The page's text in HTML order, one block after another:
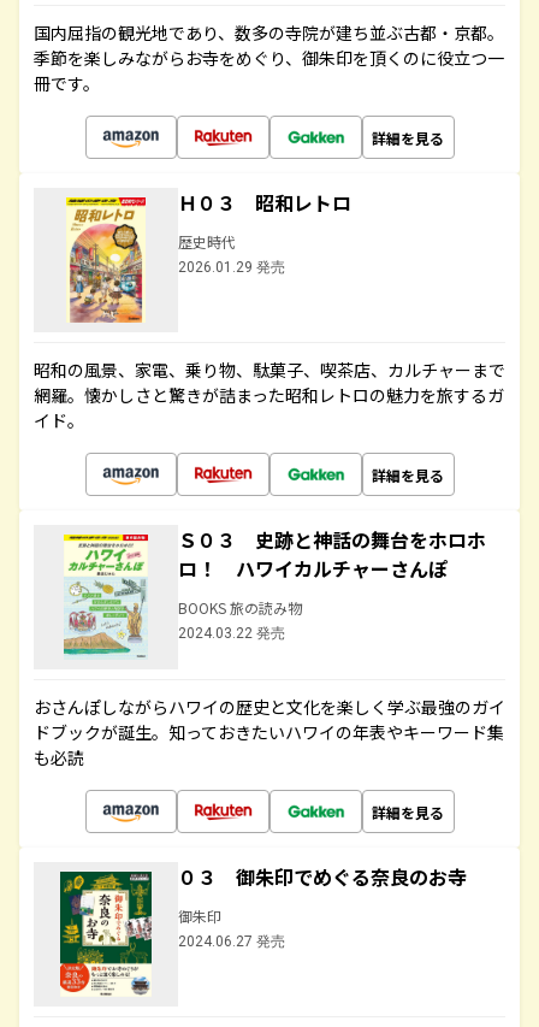
国内屈指の観光地であり、数多の寺院が建ち並ぶ古都・京都。
季節を楽しみながらお寺をめぐり、御朱印を頂くのに役立つ一
冊です。
詳細を見る
Ｈ０３ 昭和レトロ
歴史時代
2026.01.29 発売
昭和の風景、家電、乗り物、駄菓子、喫茶店、カルチャーまで
網羅。懐かしさと驚きが詰まった昭和レトロの魅力を旅するガ
イド。
詳細を見る
Ｓ０３ 史跡と神話の舞台をホロホ
ロ！ ハワイカルチャーさんぽ
BOOKS 旅の読み物
2024.03.22 発売
おさんぽしながらハワイの歴史と文化を楽しく学ぶ最強のガイ
ドブックが誕生。知っておきたいハワイの年表やキーワード集
も必読
詳細を見る
０３ 御朱印でめぐる奈良のお寺
御朱印
2024.06.27 発売